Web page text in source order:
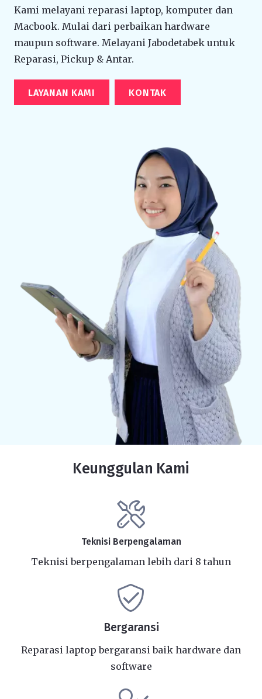
Kami melayani reparasi laptop, komputer dan
Macbook. Mulai dari perbaikan hardware
maupun software. Melayani Jabodetabek untuk
Reparasi, Pickup & Antar.
LAYANAN KAMI KONTAK
Keunggulan Kami
Teknisi Berpengalaman
Teknisi berpengalaman lebih dari 8 tahun
Bergaransi
Reparasi laptop bergaransi baik hardware dan
software